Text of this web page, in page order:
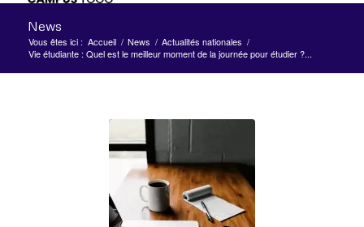
News
Vous êtes ici : Accueil / News / Actualités nationales /
Vie étudiante : Quel est le meilleur moment de la journée pour étudier ?...